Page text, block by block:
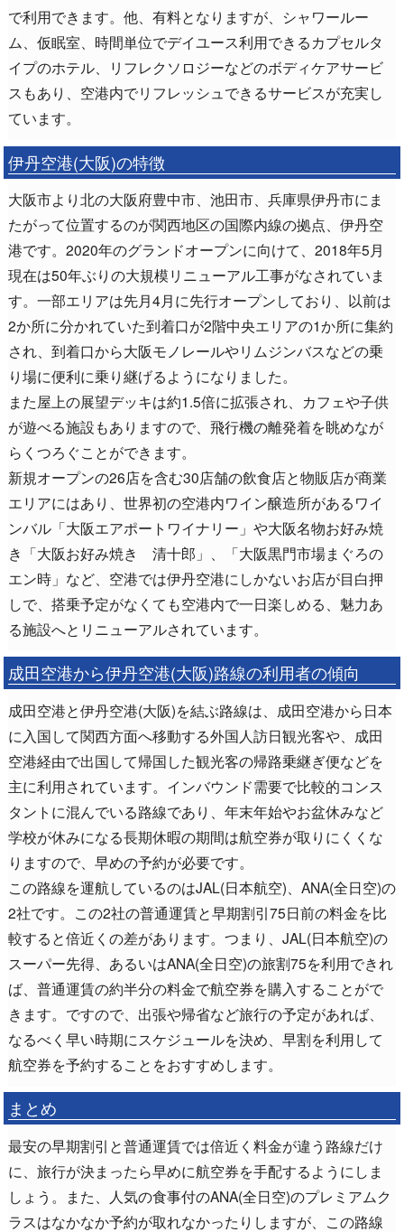
で利用できます。他、有料となりますが、シャワールー
ム、仮眠室、時間単位でデイユース利用できるカプセルタ
イプのホテル、リフレクソロジーなどのボディケアサービ
スもあり、空港内でリフレッシュできるサービスが充実し
ています。
伊丹空港(大阪)の特徴
大阪市より北の大阪府豊中市、池田市、兵庫県伊丹市にま
たがって位置するのが関西地区の国際内線の拠点、伊丹空
港です。2020年のグランドオープンに向けて、2018年5月
現在は50年ぶりの大規模リニューアル工事がなされていま
す。一部エリアは先月4月に先行オープンしており、以前は
2か所に分かれていた到着口が2階中央エリアの1か所に集約
され、到着口から大阪モノレールやリムジンバスなどの乗
り場に便利に乗り継げるようになりました。
また屋上の展望デッキは約1.5倍に拡張され、カフェや子供
が遊べる施設もありますので、飛行機の離発着を眺めなが
らくつろぐことができます。
新規オープンの26店を含む30店舗の飲食店と物販店が商業
エリアにはあり、世界初の空港内ワイン醸造所があるワイ
ンバル「大阪エアポートワイナリー」や大阪名物お好み焼
き「大阪お好み焼き 清十郎」、「大阪黒門市場まぐろの
エン時」など、空港では伊丹空港にしかないお店が目白押
しで、搭乗予定がなくても空港内で一日楽しめる、魅力あ
る施設へとリニューアルされています。
成田空港から伊丹空港(大阪)路線の利用者の傾向
成田空港と伊丹空港(大阪)を結ぶ路線は、成田空港から日本
に入国して関西方面へ移動する外国人訪日観光客や、成田
空港経由で出国して帰国した観光客の帰路乗継ぎ便などを
主に利用されています。インバウンド需要で比較的コンス
タントに混んでいる路線であり、年末年始やお盆休みなど
学校が休みになる長期休暇の期間は航空券が取りにくくな
りますので、早めの予約が必要です。
この路線を運航しているのはJAL(日本航空)、ANA(全日空)の
2社です。この2社の普通運賃と早期割引75日前の料金を比
較すると倍近くの差があります。つまり、JAL(日本航空)の
スーパー先得、あるいはANA(全日空)の旅割75を利用できれ
ば、普通運賃の約半分の料金で航空券を購入することがで
きます。ですので、出張や帰省など旅行の予定があれば、
なるべく早い時期にスケジュールを決め、早割を利用して
航空券を予約することをおすすめします。
まとめ
最安の早期割引と普通運賃では倍近く料金が違う路線だけ
に、旅行が決まったら早めに航空券を手配するようにしま
しょう。また、人気の食事付のANA(全日空)のプレミアムク
ラスはなかなか予約が取れなかったりしますが、この路線